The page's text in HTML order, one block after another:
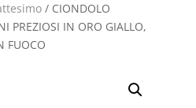
/ CIONDOLO
PREZIOSI IN ORO GIALLO,
FUOCO